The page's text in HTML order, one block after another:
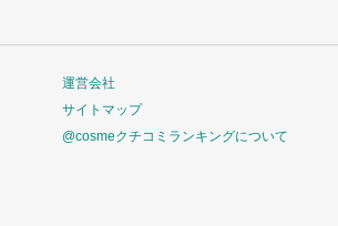
運営会社
サイトマップ
@cosmeクチコミランキングについて